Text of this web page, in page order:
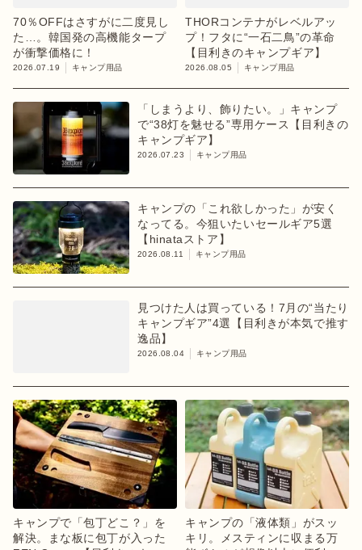
70％OFFはさすがに二度見し
た…。韓国発の高機能タープ
が衝撃価格に！
2026.07.19 キャンプ用品
THORコンテナがレベルアッ
プ！フタに“一石二鳥”の革命
【目利きのキャンプギア】
2026.08.05 キャンプ用品
「しまうより、飾りたい。」キャンプ
で“38灯を魅せる”専用ケース【目利きの
キャンプギア】
2026.07.23 キャンプ用品
キャンプの「これ欲しかった」が安く
なってる。今狙いたいセールギア5選
【hinataストア】
2026.08.11 キャンプ用品
見つけた人は買っている！7月の“当たり
キャンプギア”4選【目利きが本気で推す
逸品】
2026.08.04 キャンプ用品
キャンプで「包丁どこ？」を
解決。まな板に包丁が入った
キャンプの「液体類」がスッ
キリ。メスティンに収まる万